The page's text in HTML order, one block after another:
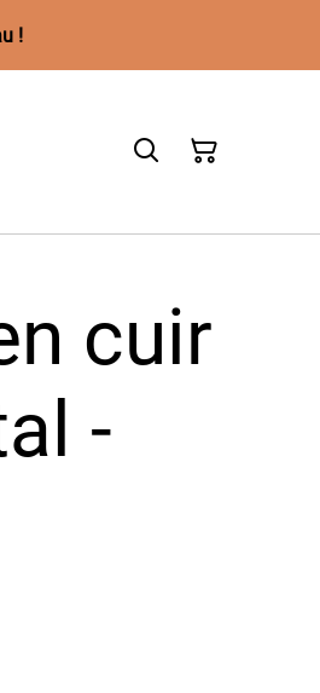
!
cuir
-